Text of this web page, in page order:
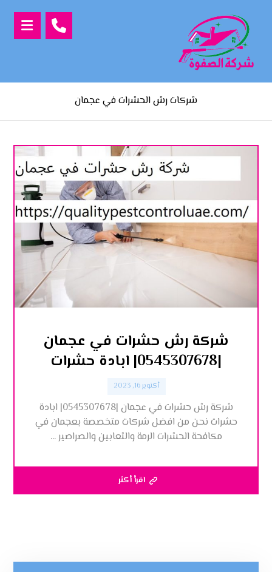
شركات رش الحشرات في عجمان
شركة رش حشرات في عجمان
|0545307678| ابادة حشرات
أكتوبر 16, 2023
شركة رش حشرات في عجمان |0545307678| ابادة
حشرات نحن من افضل شركات متخصصة بعجمان في
مكافحة الحشرات الرمة والثعابين والصراصير ...
اقرأ أكثر